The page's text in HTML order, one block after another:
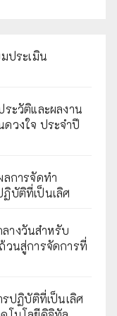
ประเมิน
ระวัติและผลงาน
วงใจ ประจำปี
ลการจัดทำ
บัติที่เป็นเลิศ
างวันสำหรับ
วนสู่การจัดการที่
รปฏิบัติที่เป็นเลิศ